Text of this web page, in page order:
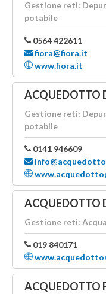
Gestione reti:
potabile
0564 422611
fiora@fiora.it
www.fiora.it
ACQUEDOTTO
Gestione reti:
potabile
0141 946609
ACQUEDOTTO
Gestione reti:
019 840171
ACQUEDOTTO